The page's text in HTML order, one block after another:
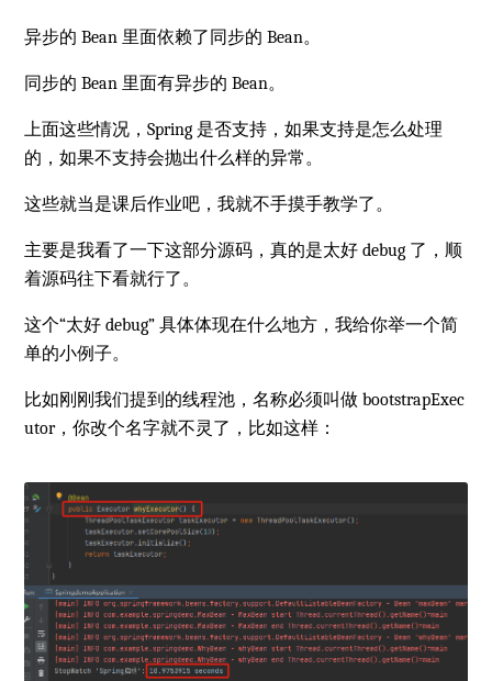
异步的 Bean 里面依赖了同步的 Bean。
同步的 Bean 里面有异步的 Bean。
上面这些情况，Spring 是否支持，如果支持是怎么处理
的，如果不支持会抛出什么样的异常。
这些就当是课后作业吧，我就不手摸手教学了。
主要是我看了一下这部分源码，真的是太好 debug 了，顺
着源码往下看就行了。
这个“太好 debug” 具体体现在什么地方，我给你举一个简
单的小例子。
比如刚刚我们提到的线程池，名称必须叫做 bootstrapExec
utor，你改个名字就不灵了，比如这样：